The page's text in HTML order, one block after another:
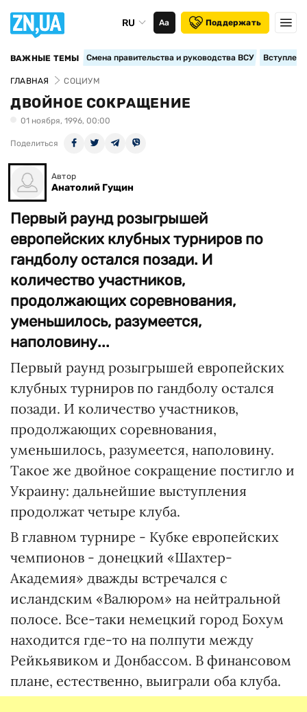
RU Аа Поддержать
ВАЖНЫЕ ТЕМЫ Смена правительства и руководства ВСУ
ГЛАВНАЯ СОЦИУМ
ДВОЙНОЕ СОКРАЩЕНИЕ
01 ноября, 1996, 00:00
Поделиться
Автор
Анатолий Гущин
Первый раунд розыгрышей
европейских клубных турниров по
гандболу остался позади. И
количество участников,
продолжающих соревнования,
уменьшилось, разумеется,
наполовину...
Первый раунд розыгрышей европейских
клубных турниров по гандболу остался
позади. И количество участников,
продолжающих соревнования,
уменьшилось, разумеется, наполовину.
Такое же двойное сокращение постигло и
Украину: дальнейшие выступления
продолжат четыре клуба.
В главном турнире - Кубке европейских
чемпионов - донецкий «Шахтер-
Академия» дважды встречался с
исландским «Валюром» на нейтральной
полосе. Все-таки немецкий город Бохум
находится где-то на полпути между
Рейкьявиком и Донбассом. В финансовом
плане, естественно, выиграли оба клуба.